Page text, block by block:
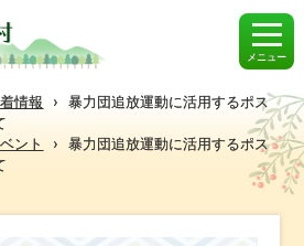
メニュー
情報 ›
暴力団追放運動に活用するポス
ント ›
暴力団追放運動に活用するポス